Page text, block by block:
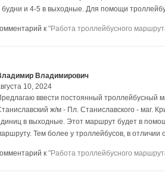
будни и 4-5 в выходные. Для помощи
к "Работа троллейбусного
Владимирович
10, 2024
ввести постоянный
ж/м - Пл. Станиславского - маг.
в выходные. Этот маршрут будет в
Тем более у троллейбусов, в отличии
к "Работа троллейбусного